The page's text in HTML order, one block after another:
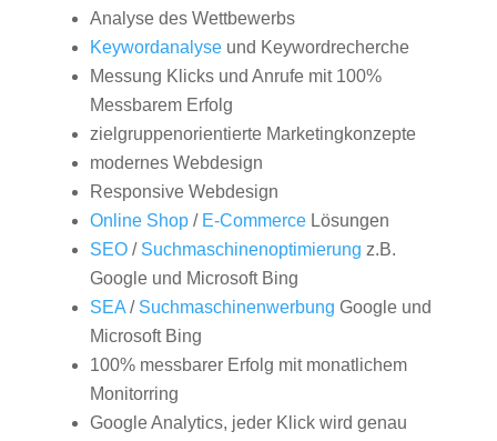
Analyse des Wettbewerbs
Keywordanalyseund Keywordrecherche
Messung Klicks und Anrufe mit 100%
Messbarem Erfolg
zielgruppenorientierte Marketingkonzepte
modernes Webdesign
Responsive Webdesign
Online Shop/ E-CommerceLösungen
SEO/ Suchmaschinenoptimierung z.B.
Google und Microsoft Bing
SEA/ Suchmaschinenwerbung Google und
Microsoft Bing
100% messbarer Erfolg mit monatlichem
Monitorring
Google Analytics, jeder Klick wird genau